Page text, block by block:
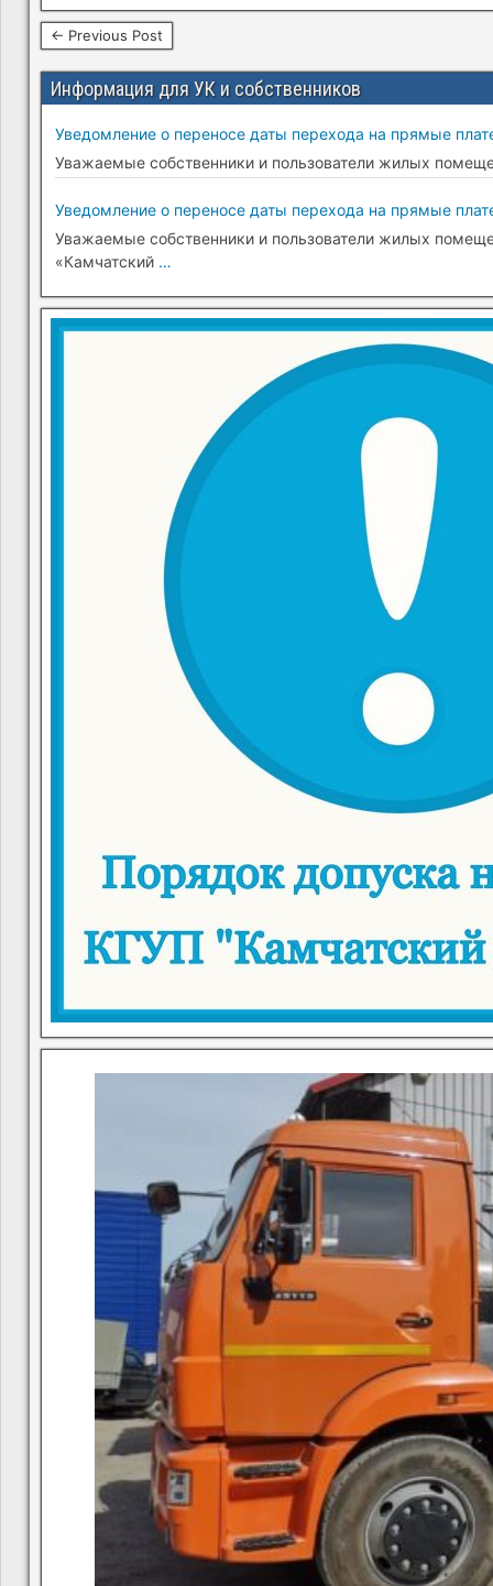
← Previous Post
Информация для УК и собственников
Уведомление о переносе даты перехода на прямые
Уважаемые собственники и пользователи жилых
Уведомление о переносе даты перехода на прямые
Уважаемые собственники и пользователи жилых
«Камчатский …